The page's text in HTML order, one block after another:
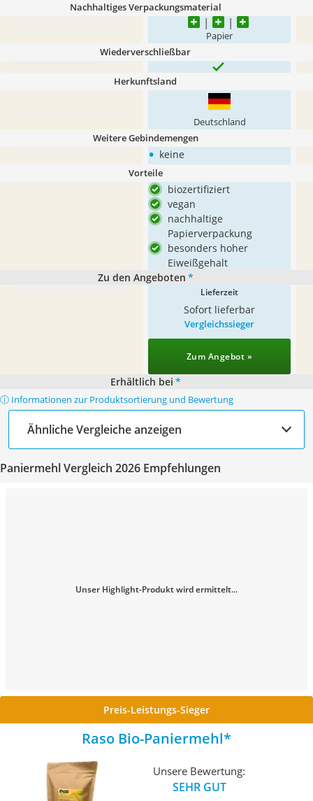
Nachhaltiges Verpackungsmaterial
Papier
Wiederverschließbar
Herkunftsland
Deutschland
Weitere Gebindemengen
• keine
Vorteile
biozertifiziert
vegan
nachhaltige
Papierverpackung
besonders hoher
Eiweißgehalt
Zu den Angeboten *
Lieferzeit
Sofort lieferbar
Vergleichssieger
Zum Angebot »
Erhältlich bei *
ⓘ Informationen zur Produktsortierung und Bewertung
Ähnliche Vergleiche anzeigen
Paniermehl Vergleich 2026 Empfehlungen
Unser Highlight-Produkt wird ermittelt...
Preis-Leistungs-Sieger
Raso Bio-Paniermehl
Unsere Bewertung:
SEHR GUT